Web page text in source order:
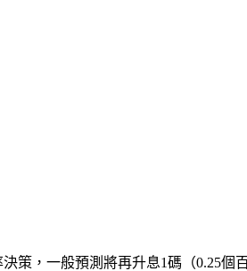
策，一般預測將再升息1碼（0.25個